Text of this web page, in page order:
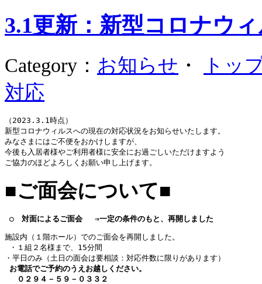
3.1更新：新型コロナウ
Category ： お知らせ ・
トッ
対応
（2023.3.1時点）
新型コロナウィルスへの現在の対応状況をお知らせいたします。
みなさまにはご不便をおかけしますが、
今後も入居者様やご利用者様に安全にお過ごしいただけますよう
ご協力のほどよろしくお願い申し上げます。
■ご面会について■
○　対面によるご面会 ⇒一定の条件のもと、再開しました
施設内（１階ホール）でのご面会を再開しました。
・１組２名様まで、15分間
・平日のみ（土日の面会は要相談：対応件数に限りがあります）
お電話でご予約のうえお越しください。
０２９４－５９－０３３２